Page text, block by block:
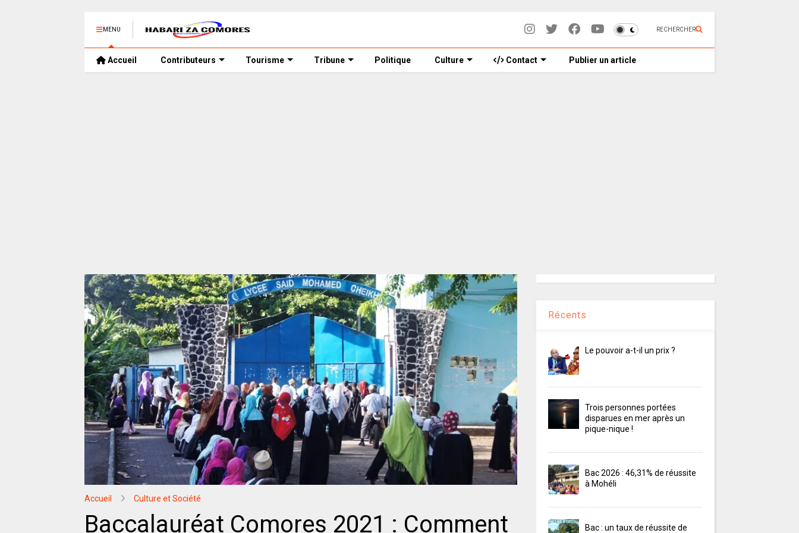
MENU RECHERCHER
Accueil Contributeurs Tourisme Tribune Politique Culture Contact Publier un article
Accueil Culture et Société
Baccalauréat Comores 2021 : Comment
Récents
Le pouvoir a-t-il un prix ?
Trois personnes portées
disparues en mer après un
pique-nique !
Bac 2026 : 46,31% de réussite
à Mohéli
Bac : un taux de réussite de